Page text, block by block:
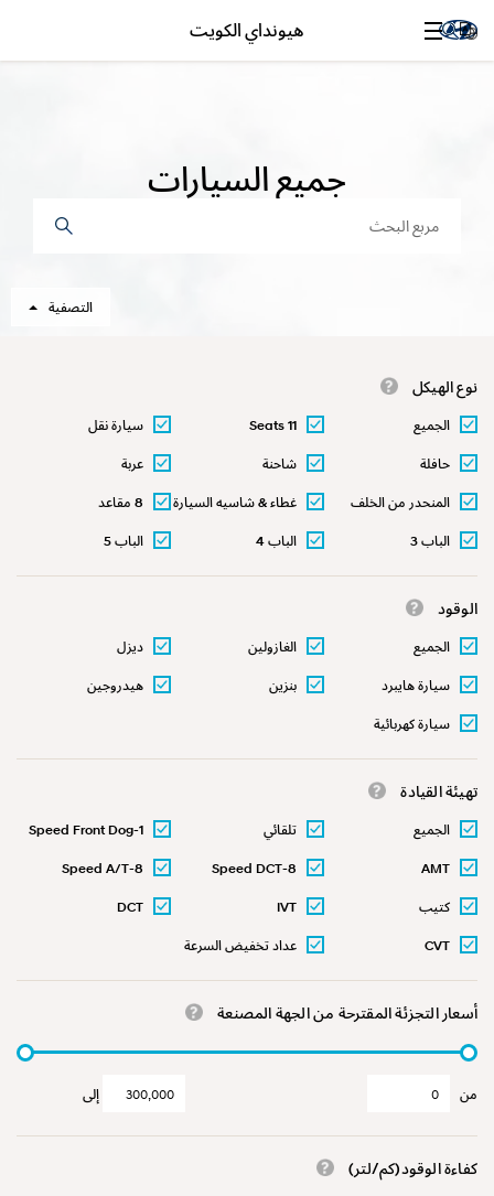
هيونداي الكويت
جميع السيارات
التصفية
نوع الهيكل
الجميع 11 Seats سيارة نقل
حافلة شاحنة عربة
المنحدر من الخلف غطاء & شاسيه السيارة 8 مقاعد
الباب 3 الباب 4 الباب 5
الوقود
الجميع الغازولين ديزل
سيارة هايبرد بنزين هيدروجين
سيارة كهربائية
تهيئة القيادة
الجميع تلقائي
1-Speed Front Dog
AMT
8-Speed DCT
8-Speed A/T
كتيب IVT
DCT
CVT
عداد تخفيض السرعة
أسعار التجزئة المقترحة من الجهة المصنعة
من إلى
كفاءة الوقود(كم/لتر)